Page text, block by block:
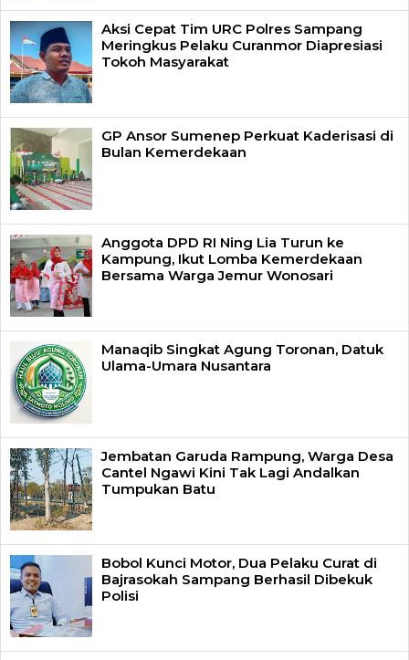
Aksi Cepat Tim URC Polres Sampang
Meringkus Pelaku Curanmor Diapresiasi
Tokoh Masyarakat
GP Ansor Sumenep Perkuat Kaderisasi di
Bulan Kemerdekaan
Anggota DPD RI Ning Lia Turun ke
Kampung, Ikut Lomba Kemerdekaan
Bersama Warga Jemur Wonosari
Manaqib Singkat Agung Toronan, Datuk
Ulama-Umara Nusantara
Jembatan Garuda Rampung, Warga Desa
Cantel Ngawi Kini Tak Lagi Andalkan
Tumpukan Batu
Bobol Kunci Motor, Dua Pelaku Curat di
Bajrasokah Sampang Berhasil Dibekuk
Polisi